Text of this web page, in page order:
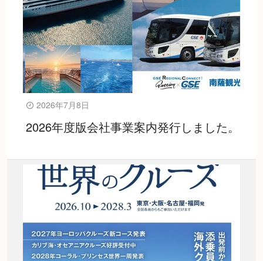
2026年7月8日
2026年度版会社事業案内発行しました。